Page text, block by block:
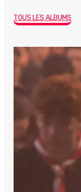
TOUS LES ALBUMS